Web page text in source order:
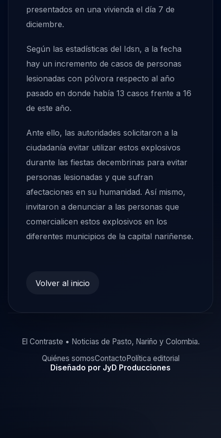
presentados en una vivienda el día 7 de
diciembre.
Según las estadísticas del Idsn, a la fecha
hay un incremento de casos de personas
lesionadas con pólvora respecto al año
pasado en donde había 13 casos frente a 16
de este año.
Ante ello, las autoridades solicitaron a la
ciudadanía evitar utilizar estos explosivos
durante las fiestas decembrinas para evitar
personas lesionadas y que sufran
afectaciones en su humanidad. Así mismo,
invitaron a denunciar a las personas que
comercialicen estos explosivos en los
diferentes municipios de la capital nariñense.
Volver al inicio
El Contraste • Noticias de Pasto, Nariño y Colombia.
Quiénes somosContactoPolítica editorial
Diseñado por JyD Producciones